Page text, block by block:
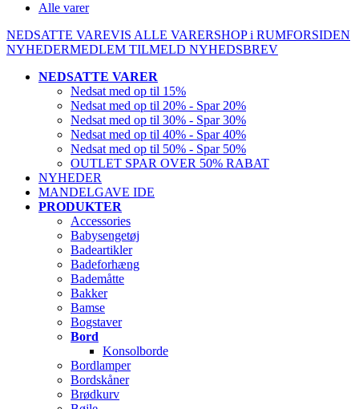
Alle varer
NEDSATTE VAREVIS ALLE VARERSHOP i RUMFORSIDEN
NYHEDERMEDLEM TILMELD NYHEDSBREV
NEDSATTE VARER
Nedsat med op til 15%
Nedsat med op til 20% - Spar 20%
Nedsat med op til 30% - Spar 30%
Nedsat med op til 40% - Spar 40%
Nedsat med op til 50% - Spar 50%
OUTLET SPAR OVER 50% RABAT
NYHEDER
MANDELGAVE IDE
PRODUKTER
Accessories
Babysengetøj
Badeartikler
Badeforhæng
Bademåtte
Bakker
Bamse
Bogstaver
Bord
Konsolborde
Bordlamper
Bordskåner
Brødkurv